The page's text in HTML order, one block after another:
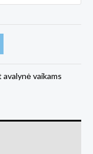
vaikams